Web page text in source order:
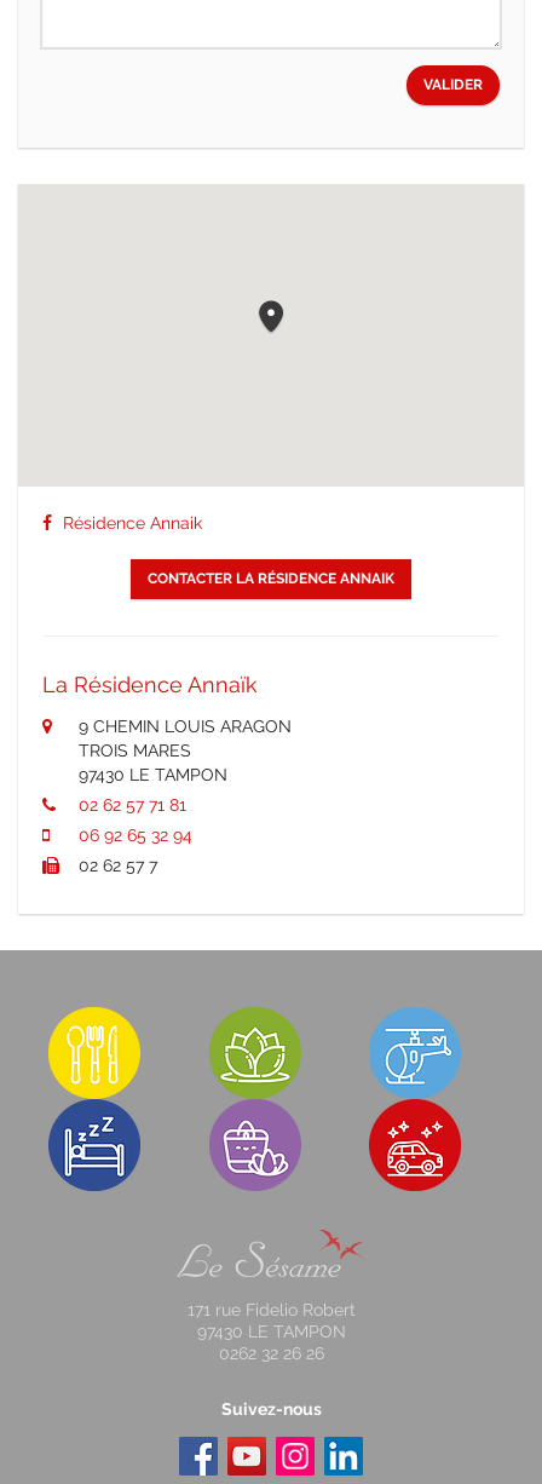
VALIDER
Résidence Annaik
CONTACTER LA RÉSIDENCE ANNAIK
La Résidence Annaïk
9 CHEMIN LOUIS ARAGON
TROIS MARES
97430 LE TAMPON
02 62 57 71 81
06 92 65 32 94
02 62 57 7
171 rue Fidelio Robert
97430 LE TAMPON
0262 32 26 26
Suivez-nous